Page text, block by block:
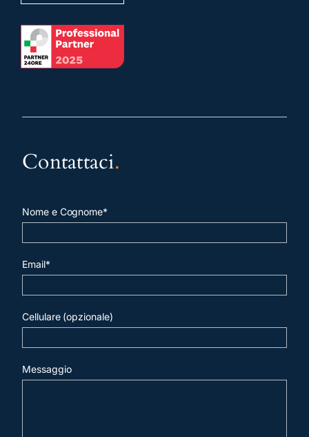
Contattaci.
Nome e Cognome*
Email*
Cellulare (opzionale)
Messaggio